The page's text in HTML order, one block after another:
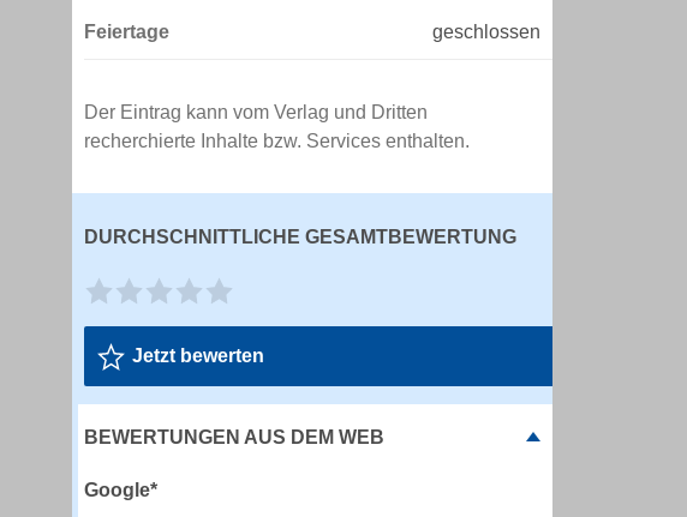
Feiertage geschlossen
Der Eintrag kann vom Verlag und Dritten
recherchierte Inhalte bzw. Services enthalten.
DURCHSCHNITTLICHE GESAMTBEWERTUNG
Jetzt bewerten
BEWERTUNGEN AUS DEM WEB
Google*